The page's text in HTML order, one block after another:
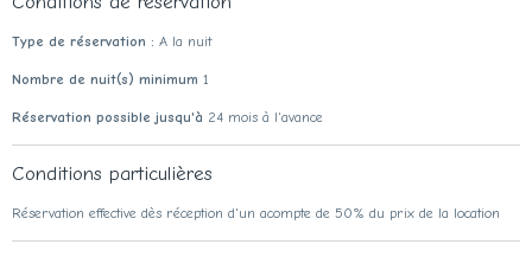
Type de réservation : A la nuit
Nombre de nuit(s) minimum 1
Réservation possible jusqu'à 24 mois à l'avance
Conditions particulières
Réservation effective dès réception d'un acompte de 50% du prix de la location